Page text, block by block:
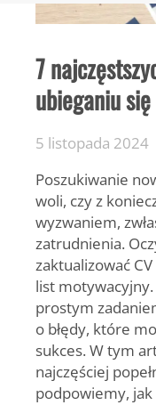
7
ubieganiu
5 listopada 2024
Poszukiwanie
woli, czy z
wyzwaniem,
zatrudnienia.
zaktualizować
list
prostym
o błędy, które
sukces. W tym
najczęściej
podpowiemy,